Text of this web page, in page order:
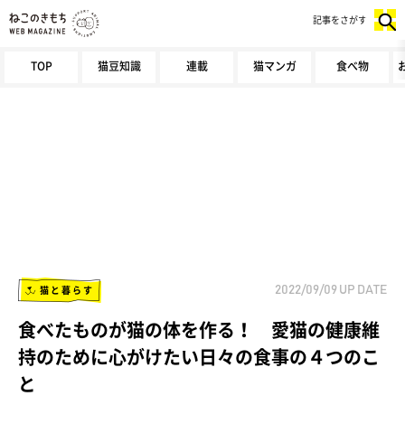
TOP 猫豆知識 連載 猫マンガ 食べ物
記事をさがす
猫と暮らす 2022/09/09 UP DATE
食べたものが猫の体を作る！ 愛猫の健康維
持のために心がけたい日々の食事の４つのこ
と